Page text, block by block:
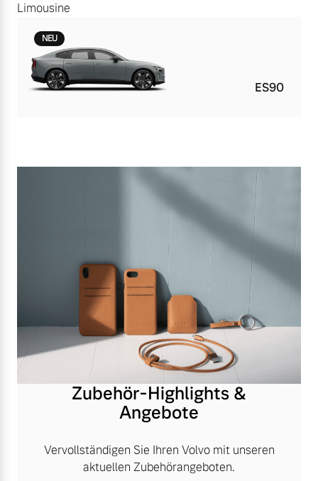
Limousine
NEU
ES90
Zubehör-Highlights &
Angebote
Vervollständigen Sie Ihren Volvo mit unseren
aktuellen Zubehörangeboten.